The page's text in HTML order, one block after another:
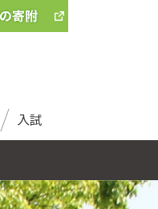
入試